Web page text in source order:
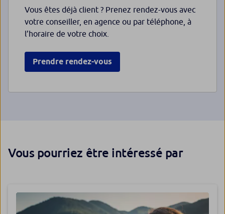
Vous êtes déjà client ? Prenez rendez-vous avec
votre conseiller, en agence ou par téléphone, à
l’horaire de votre choix.
Prendre rendez-vous
Vous pourriez être intéressé par